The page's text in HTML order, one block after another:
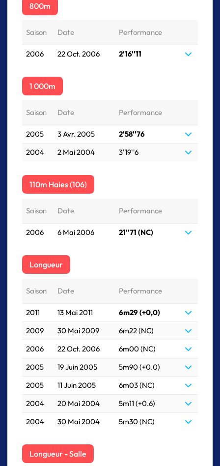
800m
Saison Date Performance
2006 22 Oct. 2006 2'16''11
1 000m
Saison Date Performance
2005 3 Avr. 2005
2'58''76
2004
2 Mai 2004 3'19''6
110m Haies (106)
Saison Date Performance
2006 6 Mai 2006 21''71 (NC)
Longueur
Saison Date Performance
2011 13 Mai 2011
6m29 (+0,0)
2009
30 Mai 2009
6m22 (NC)
2006
22 Oct. 2006
6m00 (NC)
2005
19 Juin 2005
5m90 (+0.0)
2005
11 Juin 2005
6m03 (NC)
2004
20 Mai 2004
5m11 (+0.6)
2004
30 Mai 2004 5m30 (NC)
Longueur - Salle